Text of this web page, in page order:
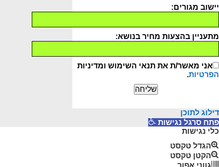
יישוב מגורים:
מתעניין בהצעות מחיר בנושא:
אני מאשר/ת את תנאי השימוש ומדיניות
הפרטיות.
דילוג לתוכן
פתח סרגל נגישות
כלי נגישות
הגדל טקסט
הקטן טקסט
גווני אפור